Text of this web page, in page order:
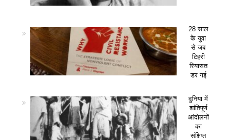
28 साल
के युवा
से जब
टिहरी
रियासत
डर गई
दुनिया में
शांतिपूर्ण
आंदोलनों
का
संक्षिप्त